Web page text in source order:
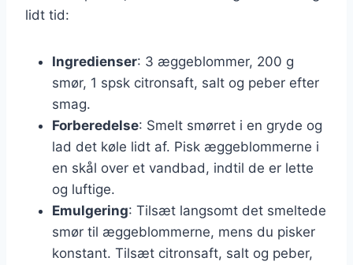
lidt tid:
Ingredienser: 3 æggeblommer, 200 g
smør, 1 spsk citronsaft, salt og peber efter
smag.
Forberedelse: Smelt smørret i en gryde og
lad det køle lidt af. Pisk æggeblommerne i
en skål over et vandbad, indtil de er lette
og luftige.
Emulgering: Tilsæt langsomt det smeltede
smør til æggeblommerne, mens du pisker
konstant. Tilsæt citronsaft, salt og peber,